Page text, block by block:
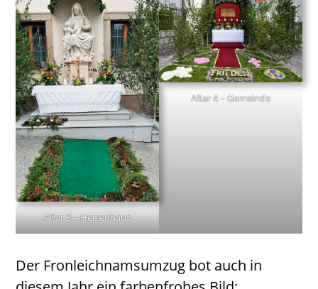
Altar 3 – Herrenhaus
Altar 4 – Gemeinde
Der Fronleichnamsumzug bot auch in